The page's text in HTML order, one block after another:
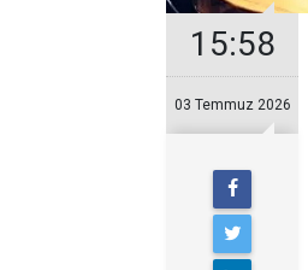
15:58
03 Temmuz 2026